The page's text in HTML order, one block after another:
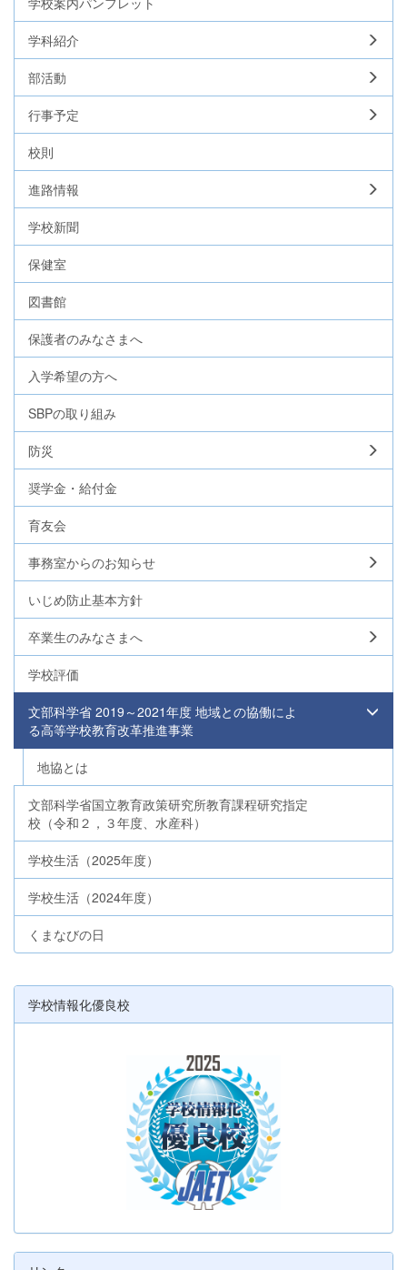
学科紹介
部活動
行事予定
校則
進路情報
学校新聞
保健室
図書館
保護者のみなさまへ
入学希望の方へ
SBPの取り組み
防災
奨学金・給付金
育友会
事務室からのお知らせ
いじめ防止基本方針
卒業生のみなさまへ
学校評価
文部科学省 2019～2021年度 地域との協働によ
る高等学校教育改革推進事業
地協とは
文部科学省国立教育政策研究所教育課程研究指定
校（令和２，３年度、水産科）
学校生活（2025年度）
学校生活（2024年度）
くまなびの日
学校情報化優良校